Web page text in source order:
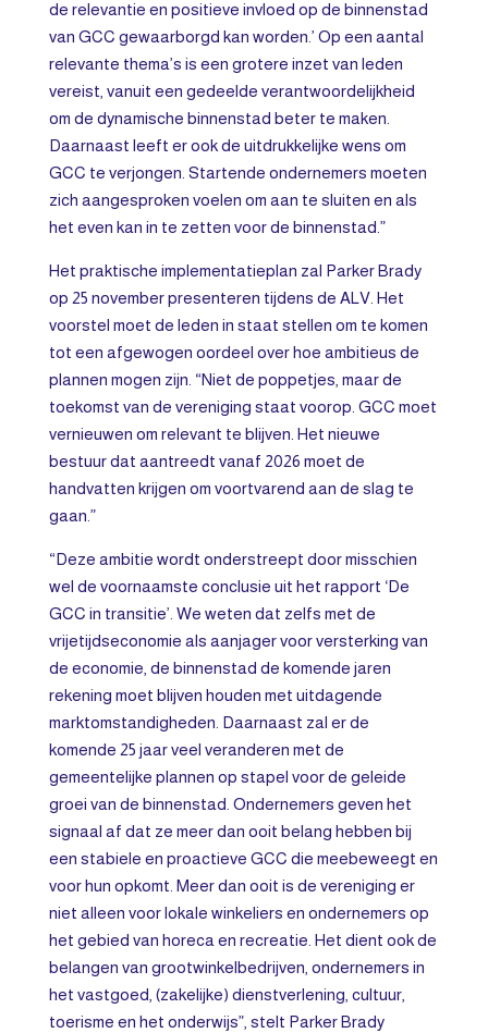
de relevantie en positieve invloed op de binnenstad
van GCC gewaarborgd kan worden.’ Op een aantal
relevante thema’s is een grotere inzet van leden
vereist, vanuit een gedeelde verantwoordelijkheid
om de dynamische binnenstad beter te maken.
Daarnaast leeft er ook de uitdrukkelijke wens om
GCC te verjongen. Startende ondernemers moeten
zich aangesproken voelen om aan te sluiten en als
het even kan in te zetten voor de binnenstad.”
Het praktische implementatieplan zal Parker Brady
op 25 november presenteren tijdens de ALV. Het
voorstel moet de leden in staat stellen om te komen
tot een afgewogen oordeel over hoe ambitieus de
plannen mogen zijn. “Niet de poppetjes, maar de
toekomst van de vereniging staat voorop. GCC moet
vernieuwen om relevant te blijven. Het nieuwe
bestuur dat aantreedt vanaf 2026 moet de
handvatten krijgen om voortvarend aan de slag te
gaan.”
“Deze ambitie wordt onderstreept door misschien
wel de voornaamste conclusie uit het rapport ‘De
GCC in transitie’. We weten dat zelfs met de
vrijetijdseconomie als aanjager voor versterking van
de economie, de binnenstad de komende jaren
rekening moet blijven houden met uitdagende
marktomstandigheden. Daarnaast zal er de
komende 25 jaar veel veranderen met de
gemeentelijke plannen op stapel voor de geleide
groei van de binnenstad. Ondernemers geven het
signaal af dat ze meer dan ooit belang hebben bij
een stabiele en proactieve GCC die meebeweegt en
voor hun opkomt. Meer dan ooit is de vereniging er
niet alleen voor lokale winkeliers en ondernemers op
het gebied van horeca en recreatie. Het dient ook de
belangen van grootwinkelbedrijven, ondernemers in
het vastgoed, (zakelijke) dienstverlening, cultuur,
toerisme en het onderwijs”, stelt Parker Brady